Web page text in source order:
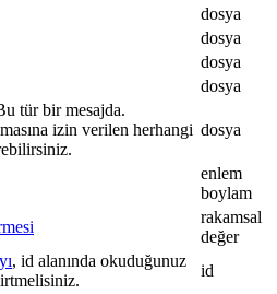
dosya
dosya
dosya
dosya
tür bir mesajda.
izin verilen herhangi dosya
enlem
boylam
rakamsal
değer
, id alanında okuduğunuz
id